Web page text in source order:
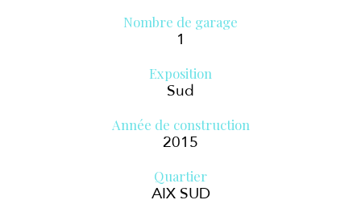
Nombre de garage
1
Exposition
Sud
Année de construction
2015
Quartier
AIX SUD